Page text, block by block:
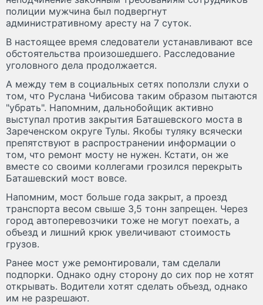
полиции мужчина был подвергнут
административному аресту на 7 суток.
В настоящее время следователи устанавливают все
обстоятельства произошедшего. Расследование
уголовного дела продолжается.
А между тем в социальных сетях поползли слухи о
том, что Руслана Чибисова таким образом пытаются
"убрать". Напомним, дальнобойщик активно
выступал против закрытия Баташевского моста в
Зареченском округе Тулы. Якобы туляку всячески
препятствуют в распространении информации о
том, что ремонт мосту не нужен. Кстати, он же
вместе со своими коллегами грозился перекрыть
Баташевский мост вовсе.
Напомним, мост больше года закрыт, а проезд
транспорта весом свыше 3,5 тонн запрещен. Через
город автоперевозчики тоже не могут поехать, а
объезд и лишний крюк увеличивают стоимость
грузов.
Ранее мост уже ремонтировали, там сделали
подпорки. Однако одну сторону до сих пор не хотят
открывать. Водители хотят сделать объезд, однако
им не разрешают.